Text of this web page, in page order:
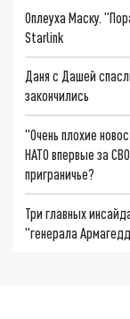
Оплеуха Маску.
Starlink
Даня с Дашей
закончились
"Очень плохие
НАТО впервые за
приграничье?
Три главных
"генерала